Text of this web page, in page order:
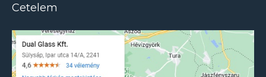
Cetelem